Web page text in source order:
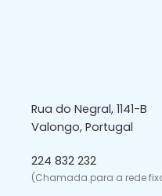
Rua do Negral, 1141-B
Valongo, Portugal
224 832 232
(Chamada para a rede